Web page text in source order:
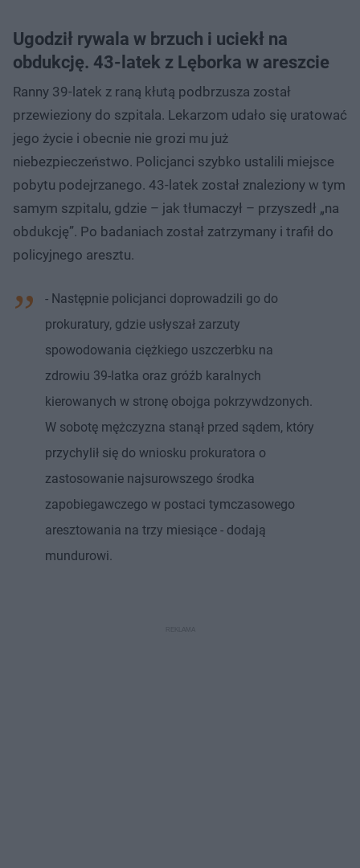
Ugodził rywala w brzuch i uciekł na
obdukcję. 43-latek z Lęborka w areszcie
Ranny 39-latek z raną kłutą podbrzusza został
przewieziony do szpitala. Lekarzom udało się uratować
jego życie i obecnie nie grozi mu już
niebezpieczeństwo. Policjanci szybko ustalili miejsce
pobytu podejrzanego. 43-latek został znaleziony w tym
samym szpitalu, gdzie – jak tłumaczył – przyszedł „na
obdukcję”. Po badaniach został zatrzymany i trafił do
policyjnego aresztu.
- Następnie policjanci doprowadzili go do
prokuratury, gdzie usłyszał zarzuty
spowodowania ciężkiego uszczerbku na
zdrowiu 39-latka oraz gróźb karalnych
kierowanych w stronę obojga pokrzywdzonych.
W sobotę mężczyzna stanął przed sądem, który
przychylił się do wniosku prokuratora o
zastosowanie najsurowszego środka
zapobiegawczego w postaci tymczasowego
aresztowania na trzy miesiące - dodają
mundurowi.